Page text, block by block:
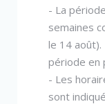
- La
semaines
le 14 août).
période en
- Les
sont